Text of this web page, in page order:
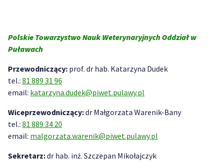
Polskie Towarzystwo Nauk Weterynaryjnych Oddział w
Puławach
Przewodniczący: prof. dr hab. Katarzyna Dudek
tel.: 81 889 31 96
email: katarzyna.dudek@piwet.pulawy.pl
Wiceprzewodniczący:dr Małgorzata Warenik-Bany
tel.: 81 889 34 20
email: malgorzata.warenik@piwet.pulawy.pl
Sekretarz:dr hab. inż. Szczepan Mikołajczyk